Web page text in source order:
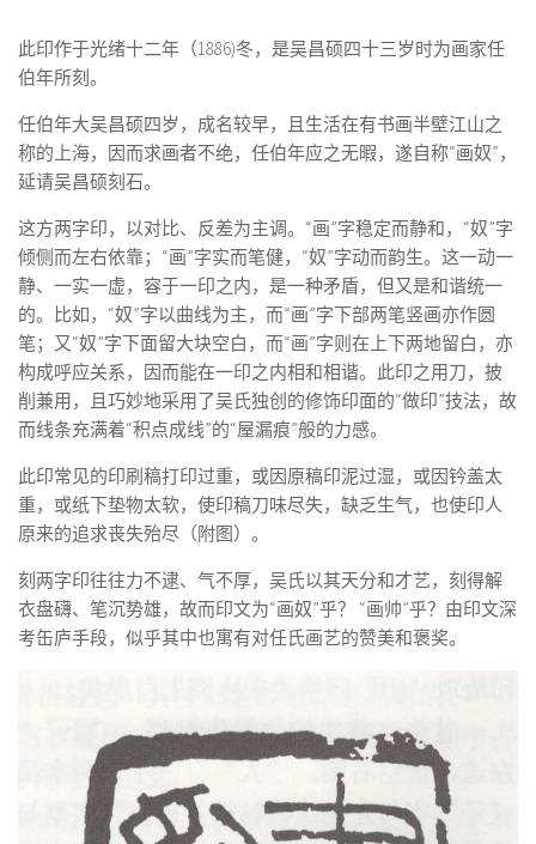
此印作于光绪十二年（1886)冬，是吴昌硕四十三岁时为画家任
伯年所刻。
任伯年大吴昌硕四岁，成名较早，且生活在有书画半壁江山之
称的上海，因而求画者不绝，任伯年应之无暇，遂自称“画奴”，
延请吴昌硕刻石。
这方两字印，以对比、反差为主调。“画”字稳定而静和，“奴”字
倾侧而左右依靠；“画”字实而笔健，“奴”字动而韵生。这一动一
静、一实一虚，容于一印之内，是一种矛盾，但又是和谐统一
的。比如，“奴”字以曲线为主，而“画”字下部两笔竖画亦作圆
笔；又“奴”字下面留大块空白，而“画”字则在上下两地留白，亦
构成呼应关系，因而能在一印之内相和相谐。此印之用刀，披
削兼用，且巧妙地采用了吴氏独创的修饰印面的“做印”技法，故
而线条充满着“积点成线”的“屋漏痕”般的力感。
此印常见的印刷稿打印过重，或因原稿印泥过湿，或因钤盖太
重，或纸下垫物太软，使印稿刀味尽失，缺乏生气，也使印人
原来的追求丧失殆尽（附图）。
刻两字印往往力不逮、气不厚，吴氏以其天分和才艺，刻得解
衣盘礴、笔沉势雄，故而印文为“画奴”乎？ “画帅”乎？由印文深
考缶庐手段，似乎其中也寓有对任氏画艺的赞美和褒奖。